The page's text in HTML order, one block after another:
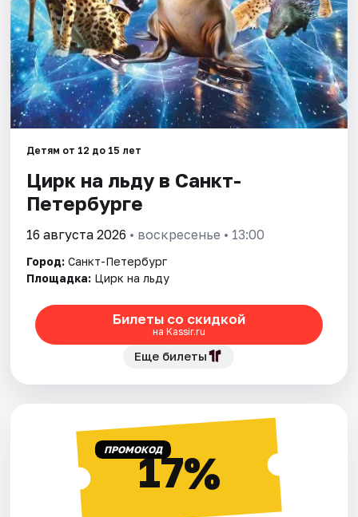
Детям от 12 до 15 лет
Цирк на льду в Санкт-
Петербурге
16 августа 2026 • воскресенье • 13:00
Город: Санкт-Петербург
Площадка: Цирк на льду
Билеты со скидкой
на Kassir.ru
Еще билеты
ПРОМОКОД17%